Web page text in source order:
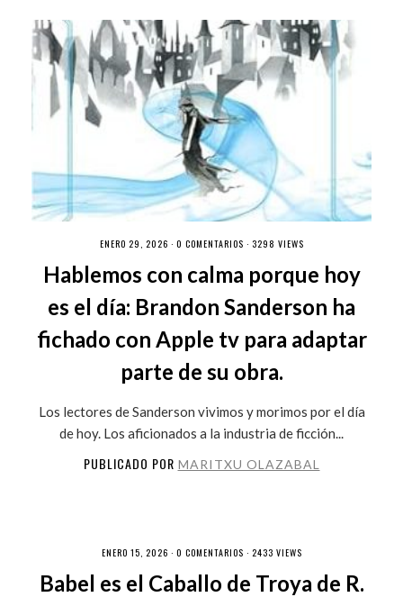
ENERO 29, 2026 · 0 COMENTARIOS · 3298 VIEWS
Hablemos con calma porque hoy
es el día: Brandon Sanderson ha
fichado con Apple tv para adaptar
parte de su obra.
Los lectores de Sanderson vivimos y morimos por el día
de hoy. Los aficionados a la industria de ficción...
PUBLICADO POR MARITXU OLAZABAL
ENERO 15, 2026 · 0 COMENTARIOS · 2433 VIEWS
Babel es el Caballo de Troya de R.